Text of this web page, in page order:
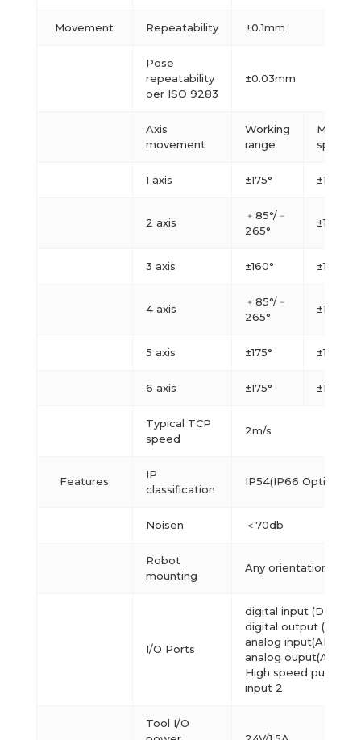
Movement Repeatability ±0.1mm
Pose
repeatability
oer ISO 9283
±0.03mm
Axis
movement
Working
range
speed
1 axis ±175° ±120°/s
2 axis
﹢85°/﹣
265°
±120°/s
3 axis ±160° ±120°/s
4 axis
﹢85°/﹣
265°
±180°/s
5 axis ±175° ±180°/s
6 axis ±175° ±180°/s
Typical TCP
speed
2m/s
Features
IP
classification
IP54(IP66 Optional)
Noisen ＜70db
Robot
mounting
Any orientation
I/O Ports
digital input (DI) 2
digital output (DO) 2
analog input(AI) 2
analog ouput(AO) 2
High speed pulse
input 2
Tool I/O